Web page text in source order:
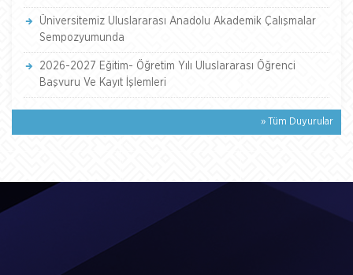
Üniversitemiz Uluslararası Anadolu Akademik Çalışmalar
Sempozyumunda
2026-2027 Eğitim- Öğretim Yılı Uluslararası Öğrenci
Başvuru Ve Kayıt İşlemleri
» Tüm Duyurular